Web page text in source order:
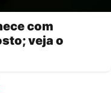
com
veja o